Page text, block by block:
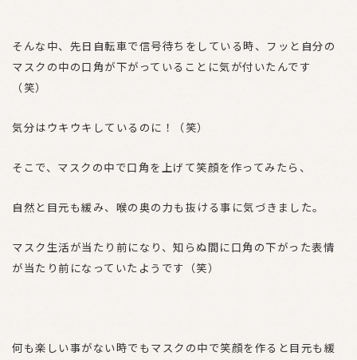
そんな中、先日自転車で信号待ちをしている時、フッと自分の
マスクの中の口角が下がっていることに気が付いたんです
（笑）
気分はウキウキしているのに！（笑）
そこで、マスクの中で口角を上げて笑顔を作ってみたら、
自然と目元も緩み、喉の奥の力も抜ける事に気づきました。
マスク生活が当たり前になり、知らぬ間に口角の下がった表情
が当たり前になっていたようです（笑）
何も楽しい事がない時でもマスクの中で笑顔を作ると目元も緩